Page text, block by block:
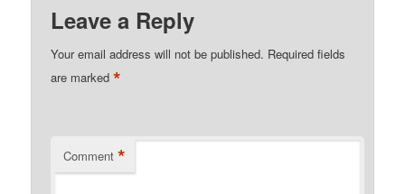
Leave a Reply
Your email address will not be published. Required fields
are marked*
Comment *